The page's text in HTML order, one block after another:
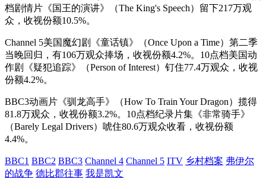
档剧情片《国王的演讲》（The King's Speech）留下217万观
众，收视份额10.5%。
Channel 5美国魔幻剧《童话镇》（Once Upon a Time）第二季
当晚回归，有106万观众捧场，收视份额4.2%。10点档美国动
作剧《疑犯追踪》（Person of Interest）钉住77.4万观众，收视
份额4.2%。
BBC3动画片《驯龙高手》（How To Train Your Dragon）揽得
81.8万观众，收视份额3.2%。10点档纪录片集《非常骑手》
（Barely Legal Drivers）唬住80.6万观众收看，收视份额
4.4%。
BBC1 BBC2 BBC3 Channel 4 Channel 5 ITV 乡村档案 弗伊尔
的战争 德比郡往事 我是凯文